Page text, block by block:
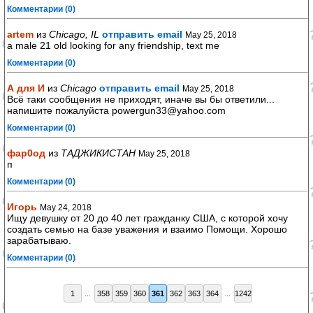
Комментарии (0)
artem из Chicago, IL отправить email May 25, 2018
a male 21 old looking for any friendship, text me
Комментарии (0)
А для И из Chicago отправить email May 25, 2018
Всё таки сообщения не приходят, иначе вы бы ответили...
напишите пожалуйста powergun33@yahoo.com
Комментарии (0)
фар0од из ТАДЖИКИСТАН May 25, 2018
п
Комментарии (0)
Игорь May 24, 2018
Ищу девушку от 20 до 40 лет гражданку США, с которой хочу
создать семью на базе уважения и взаимо Помощи. Хорошо
зарабатываю.
Комментарии (0)
1 358 359 360 361 362 363 364 1242